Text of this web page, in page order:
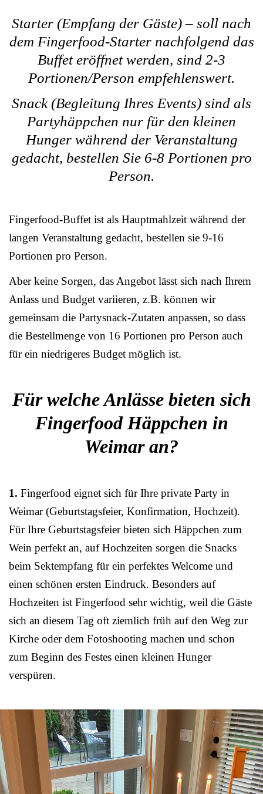
Starter (Empfang der Gäste) – soll nach
dem Fingerfood-Starter nachfolgend das
Buffet eröffnet werden, sind 2-3
Portionen/Person empfehlenswert.
Snack (Begleitung Ihres Events) sind als
Partyhäppchen nur für den kleinen
Hunger während der Veranstaltung
gedacht, bestellen Sie 6-8 Portionen pro
Person.
Fingerfood-Buffet ist als Hauptmahlzeit während der
langen Veranstaltung gedacht, bestellen sie 9-16
Portionen pro Person.
Aber keine Sorgen, das Angebot lässt sich nach Ihrem
Anlass und Budget variieren, z.B. können wir
gemeinsam die Partysnack-Zutaten anpassen, so dass
die Bestellmenge von 16 Portionen pro Person auch
für ein niedrigeres Budget möglich ist.
Für welche Anlässe bieten sich
Fingerfood Häppchen in
Weimar an?
1. Fingerfood eignet sich für Ihre private Party in
Weimar (Geburtstagsfeier, Konfirmation, Hochzeit).
Für Ihre Geburtstagsfeier bieten sich Häppchen zum
Wein perfekt an, auf Hochzeiten sorgen die Snacks
beim Sektempfang für ein perfektes Welcome und
einen schönen ersten Eindruck. Besonders auf
Hochzeiten ist Fingerfood sehr wichtig, weil die Gäste
sich an diesem Tag oft ziemlich früh auf den Weg zur
Kirche oder dem Fotoshooting machen und schon
zum Beginn des Festes einen kleinen Hunger
verspüren.